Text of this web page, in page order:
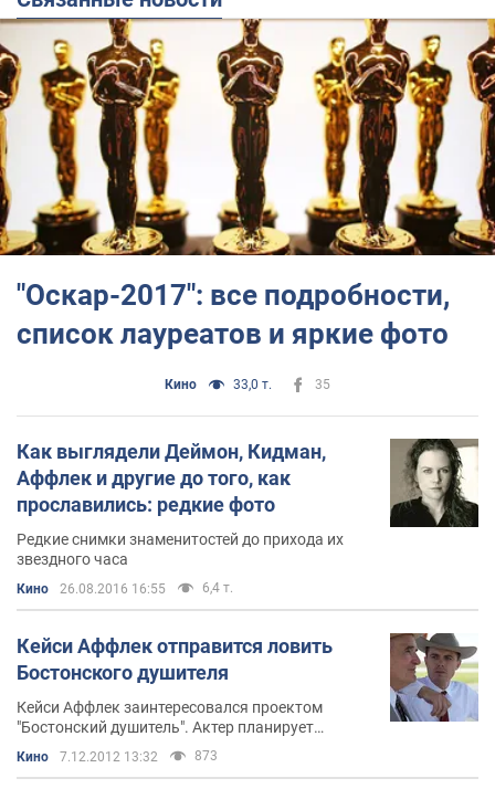
"Оскар-2017": все подробности,
список лауреатов и яркие фото
Кино 33,0 т. 35
Как выглядели Деймон, Кидман,
Аффлек и другие до того, как
прославились: редкие фото
Редкие снимки знаменитостей до прихода их
звездного часа
Кино 26.08.2016 16:55 6,4 т.
Кейси Аффлек отправится ловить
Бостонского душителя
Кейси Аффлек заинтересовался проектом
"Бостонский душитель". Актер планирует
выступить продюсером триллера и сыграть
одну из главных ролей
Кино 7.12.2012 13:32 873